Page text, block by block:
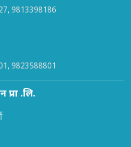
, 9813398186
, 9823588801
प्रा .लि.